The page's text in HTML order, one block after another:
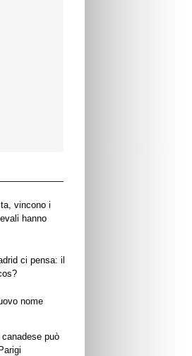
vincono i
hanno
ci pensa: il
nome
può